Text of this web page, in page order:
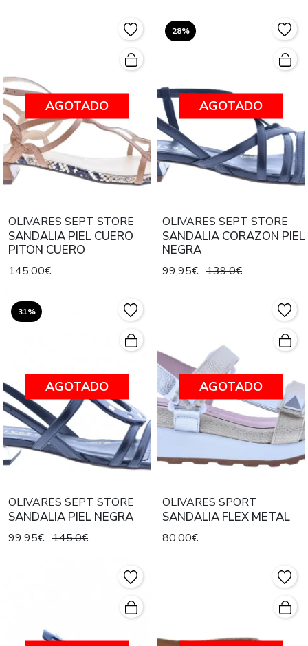
AGOTADO
OLIVARES SEPT STORE
SANDALIA PIEL CUERO
PITON CUERO
145,00€
28%
AGOTADO
OLIVARES SEPT STORE
SANDALIA CORAZON PIEL
NEGRA
99,95€ 139,0€
31%
AGOTADO
OLIVARES SEPT STORE
SANDALIA PIEL NEGRA
99,95€ 145,0€
AGOTADO
OLIVARES SPORT
SANDALIA FLEX METAL
80,00€